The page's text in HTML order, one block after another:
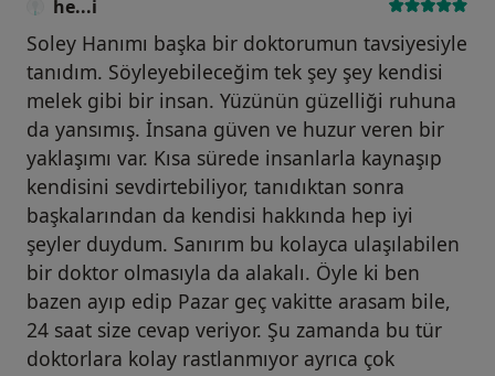
he...i
Soley Hanımı başka bir doktorumun tavsiyesiyle
tanıdım. Söyleyebileceğim tek şey şey kendisi
melek gibi bir insan. Yüzünün güzelliği ruhuna
da yansımış. İnsana güven ve huzur veren bir
yaklaşımı var. Kısa sürede insanlarla kaynaşıp
kendisini sevdirtebiliyor, tanıdıktan sonra
başkalarından da kendisi hakkında hep iyi
şeyler duydum. Sanırım bu kolayca ulaşılabilen
bir doktor olmasıyla da alakalı. Öyle ki ben
bazen ayıp edip Pazar geç vakitte arasam bile,
24 saat size cevap veriyor. Şu zamanda bu tür
doktorlara kolay rastlanmıyor ayrıca çok